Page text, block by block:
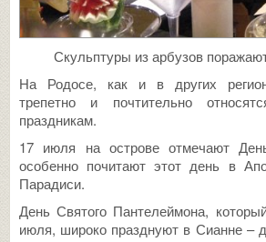
Скульптуры из арбузов
На Родосе, как и в других
трепетно и почтительно
праздникам.
17 июля на острове отмечают
особенно почитают этот день в
Парадиси.
День Святого Пантелеймона,
июля, широко празднуют в Сианне –